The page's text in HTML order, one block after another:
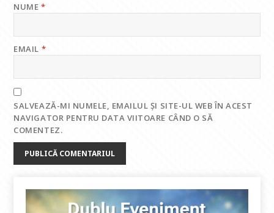
NUME*
EMAIL *
SALVEAZĂ-MI NUMELE, EMAILUL ȘI SITE-UL WEB ÎN ACEST
NAVIGATOR PENTRU DATA VIITOARE CÂND O SĂ
COMENTEZ.